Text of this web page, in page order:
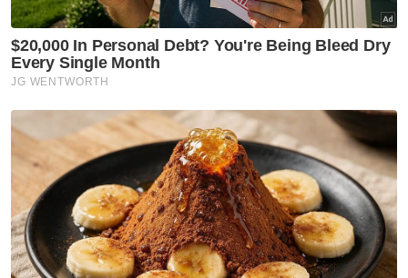
Pada Rabu minggu lalu, Wan Muhammad Azri
memohon maaf kepada Razarudin
berhubung kenyataan berbaur fitnah ketika
Dalam saman yang difailkan pada 26
Disember 2024, Razarudin menuntut ganti
rugi bagi fitnah lisan dan bertulis, ganti rugi
am, teruk atau teladan, serta khas.